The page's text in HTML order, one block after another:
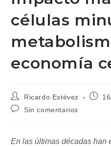
células
economía
Autor
de
la
Ricardo Estévez
Comentarios
entrada:
Sin comentarios
En las últimas décadas han